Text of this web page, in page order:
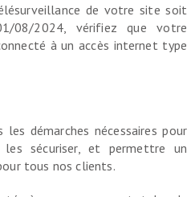
de votre site soit
08/2024, vérifiez que votre
à un accès internet type
démarches nécessaires pour
les sécuriser, et permettre un
tous nos clients.